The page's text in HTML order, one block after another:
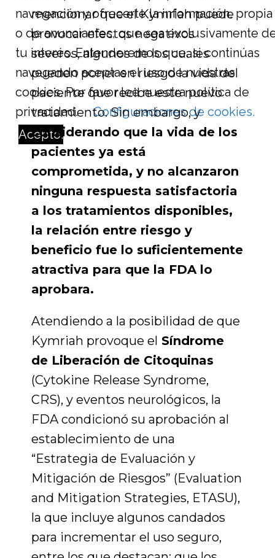
mencionar que el Kymriah puede
provocar efectos negativos
severos, algunos de los cuales
pueden poner en riesgo la vida del
paciente que recibe este nuevo
tratamiento. Sin embargo, y
considerando que la vida de los
pacientes ya está
comprometida, y no alcanzaron
ninguna respuesta satisfactoria
a los tratamientos disponibles,
la relación entre riesgo y
beneficio fue lo suficientemente
atractiva para que la FDA lo
aprobara.
Atendiendo a la posibilidad de que
Kymriah provoque el Síndrome
de Liberación de Citoquinas
(Cytokine Release Syndrome,
CRS), y eventos neurológicos, la
FDA condicionó su aprobación al
establecimiento de una
“Estrategia de Evaluación y
Mitigación de Riesgos” (Evaluation
and Mitigation Strategies, ETASU),
la que incluye algunos candados
para incrementar el uso seguro,
navegación y ofrecerte la información, propia
o de anunciantes, que sea exclusivamente
tu interés. Entenderemos que, si continúas
navegando aceptas el uso de nuestras
cookies. Por favor lee nuestra política de
privacidad.
Configuraciones de cookies.
Acepto.